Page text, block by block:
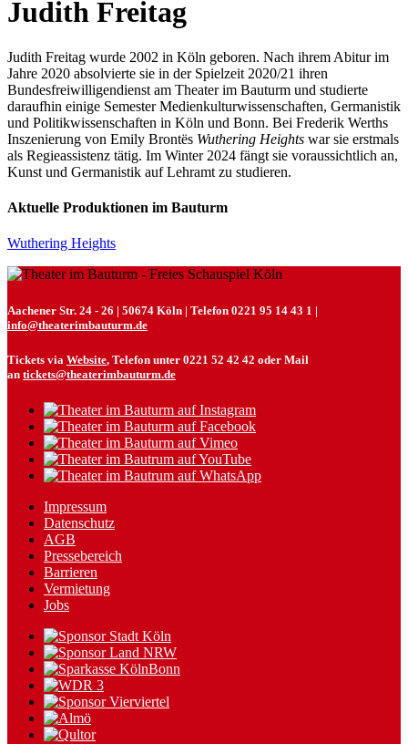
Judith Freitag
Judith Freitag wurde 2002 in Köln geboren. Nach ihrem Abitur im
Jahre 2020 absolvierte sie in der Spielzeit 2020/21 ihren
Bundesfreiwilligendienst am Theater im Bauturm und studierte
daraufhin einige Semester Medienkulturwissenschaften, Germanistik
und Politikwissenschaften in Köln und Bonn. Bei Frederik Werths
Inszenierung von Emily Brontës Wuthering Heights war sie erstmals
als Regieassistenz tätig. Im Winter 2024 fängt sie voraussichtlich an,
Kunst und Germanistik auf Lehramt zu studieren.
Aktuelle Produktionen im Bauturm
Wuthering Heights
Aachener Str. 24 - 26 | 50674 Köln | Telefon 0221 95 14 43 1 |
info@theaterimbauturm.de
Tickets via Website, Telefon unter 0221 52 42 42 oder Mail
an tickets@theaterimbauturm.de
Impressum
Datenschutz
AGB
Pressebereich
Barrieren
Vermietung
Jobs